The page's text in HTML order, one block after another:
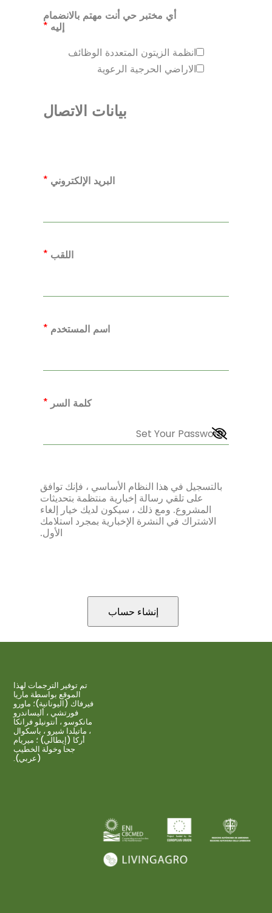
أي مختبر حي أنت مهتم بالانضمام
إليه *
انظمة الزيتون المتعددة الوظائف
الاراضي الحرجية الرعوية
بيانات الاتصال
البريد الإلكتروني *
اللقب *
اسم المستخدم *
كلمة السر *
بالتسجيل في هذا النظام الأساسي ، فإنك توافق
على تلقي رسالة إخبارية منتظمة بتحديثات
المشروع. ومع ذلك ، سيكون لديك خيار إلغاء
الاشتراك في النشرة الإخبارية بمجرد استلامك
الأول.
تم توفير الترجمات لهذا
الموقع بواسطة ماريا
فيرفاك (اليونانية)؛ ماورو
فورتشي ، أليساندرو
مانكوسو ، أنتونيلو فرانكا
، ماتيلدا شيرو ، باسكوال
أركا (إيطالي) ؛ ميريام
جحا وخولة الخطيب
(عربي).